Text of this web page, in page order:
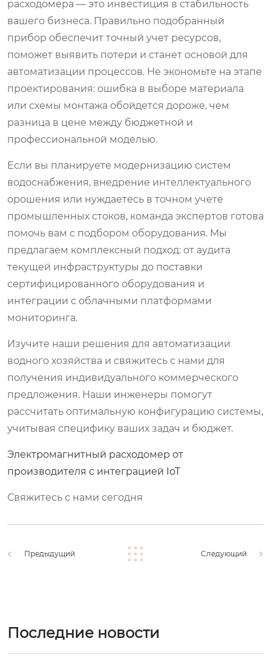
расходомера — это инвестиция в стабильность
вашего бизнеса. Правильно подобранный
прибор обеспечит точный учет ресурсов,
поможет выявить потери и станет основой для
автоматизации процессов. Не экономьте на этапе
проектирования: ошибка в выборе материала
или схемы монтажа обойдется дороже, чем
разница в цене между бюджетной и
профессиональной моделью.
Если вы планируете модернизацию систем
водоснабжения, внедрение интеллектуального
орошения или нуждаетесь в точном учете
промышленных стоков, команда экспертов готова
помочь вам с подбором оборудования. Мы
предлагаем комплексный подход: от аудита
текущей инфраструктуры до поставки
сертифицированного оборудования и
интеграции с облачными платформами
мониторинга.
Изучите наши решения для автоматизации
водного хозяйства и свяжитесь с нами для
получения индивидуального коммерческого
предложения. Наши инженеры помогут
рассчитать оптимальную конфигурацию системы,
учитывая специфику ваших задач и бюджет.
Электромагнитный расходомер от
производителя с интеграцией IoT
Свяжитесь с нами сегодня
Предыдущий Следующий
Последние новости